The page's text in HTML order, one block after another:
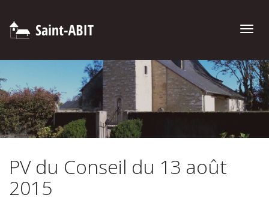
Toggle
PV du Conseil du 13 août
2015